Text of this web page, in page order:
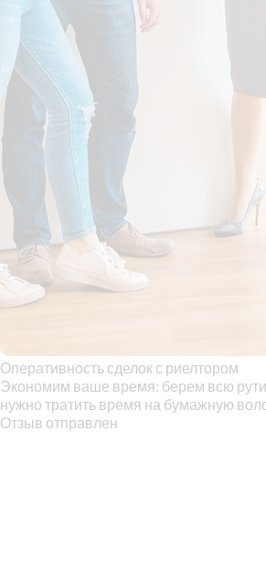
Оперативность сделок с риелтором
Экономим ваше время: берем всю
нужно тратить время на бумажную
Отзыв отправлен